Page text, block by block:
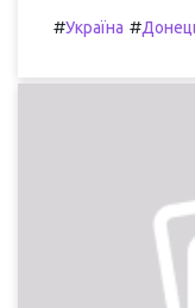
#Україна #